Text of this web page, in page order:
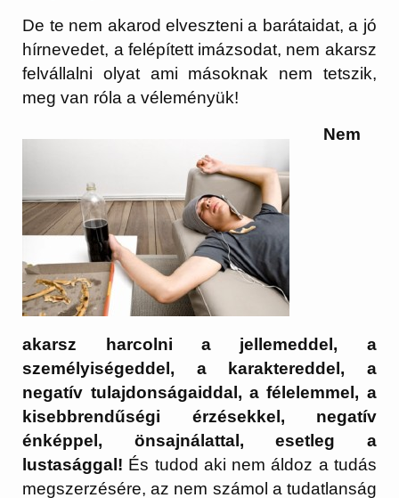
De te nem akarod elveszteni a barátaidat, a jó
hírnevedet, a felépített imázsodat, nem akarsz
felvállalni olyat ami másoknak nem tetszik,
meg van róla a véleményük!
Nem
akarsz harcolni a jellemeddel, a
személyiségeddel, a karaktereddel, a
negatív tulajdonságaiddal, a félelemmel, a
kisebbrendűségi érzésekkel, negatív
énképpel, önsajnálattal, esetleg a
lustasággal! És tudod aki nem áldoz a tudás
megszerzésére, az nem számol a tudatlanság